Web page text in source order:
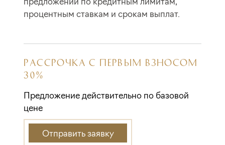
процентным ставкам и срокам выплат.
РАССРОЧКА С ПЕРВЫМ ВЗНОСОМ
30%
Предложение действительно по базовой
цене
Отправить заявку